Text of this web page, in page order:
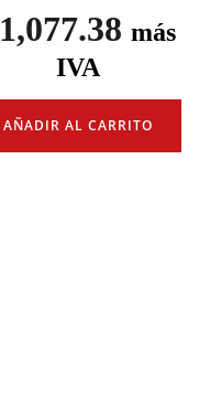
1,077.38 más
IVA
AÑADIR AL CARRITO